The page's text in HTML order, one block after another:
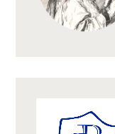
video